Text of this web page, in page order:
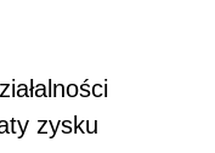
zysku